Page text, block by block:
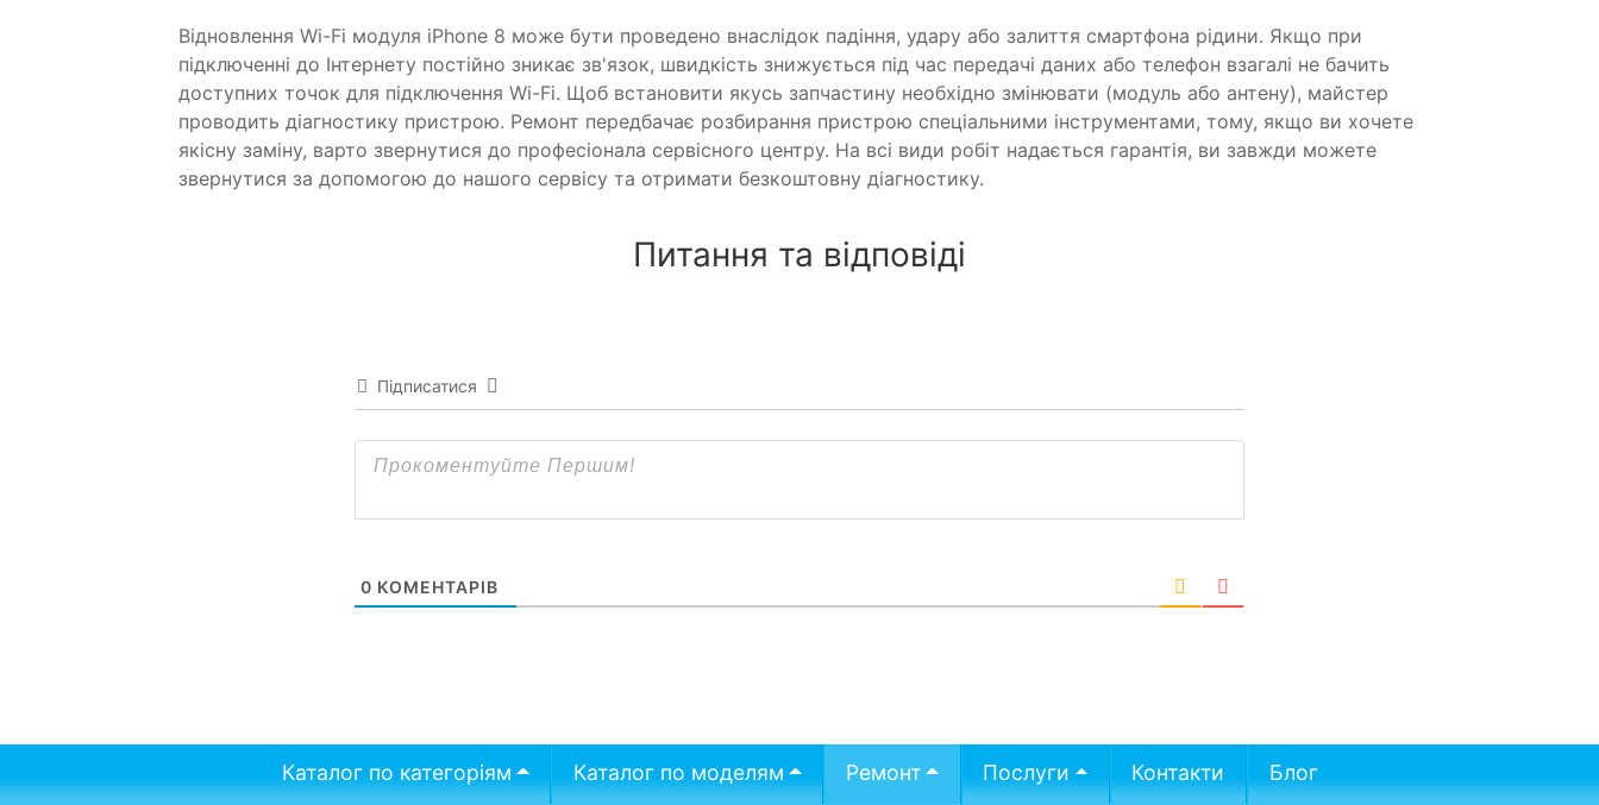
Відновлення Wi-Fi модуля iPhone 8 може бути проведено внаслідок падіння, удару або залиття смартфона рідини. Якщо при
підключенні до Інтернету постійно зникає зв'язок, швидкість знижується під час передачі даних або телефон взагалі не бачить
доступних точок для підключення Wi-Fi. Щоб встановити якусь запчастину необхідно змінювати (модуль або антену), майстер
проводить діагностику пристрою. Ремонт передбачає розбирання пристрою спеціальними інструментами, тому, якщо ви хочете
якісну заміну, варто звернутися до професіонала сервісного центру. На всі види робіт надається гарантія, ви завжди можете
звернутися за допомогою до нашого сервісу та отримати безкоштовну діагностику.
Питання та відповіді
Підписатися
0 КОМЕНТАРІВ
Каталог по категоріям Каталог по моделям Ремонт Послуги Контакти Блог